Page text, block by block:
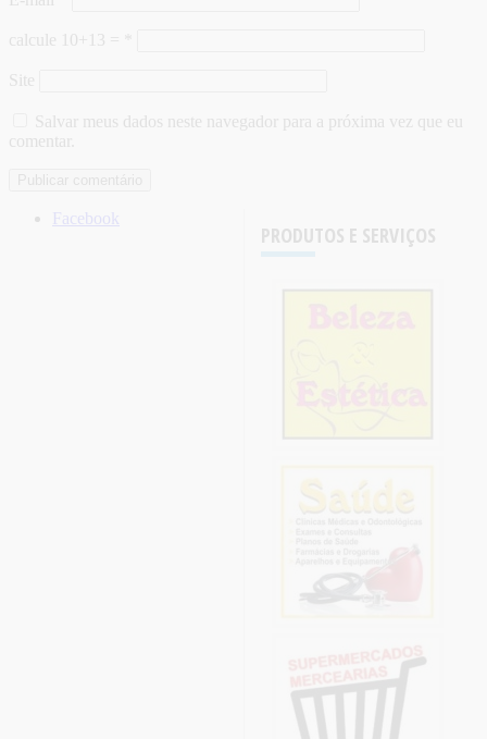
calcule 10+13 =
Site
Salvar meus dados neste navegador para a próxima vez que eu
comentar.
PRODUTOS E SERVIÇOS
Facebook